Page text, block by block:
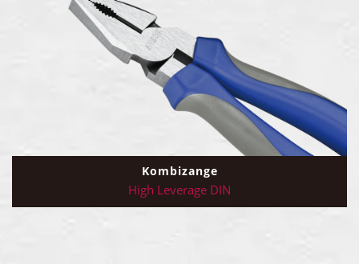
Kombizange
High Leverage DIN